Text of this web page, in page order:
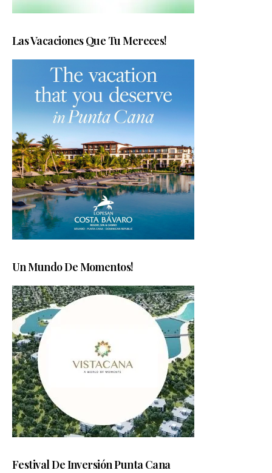
Las Vacaciones Que Tu Mereces!
Un Mundo De Momentos!
Festival De Inversión Punta Cana